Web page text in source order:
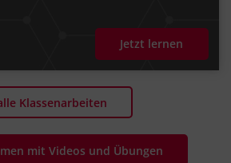
Jetzt lernen
Klassenarbeiten
mit Videos und Übungen